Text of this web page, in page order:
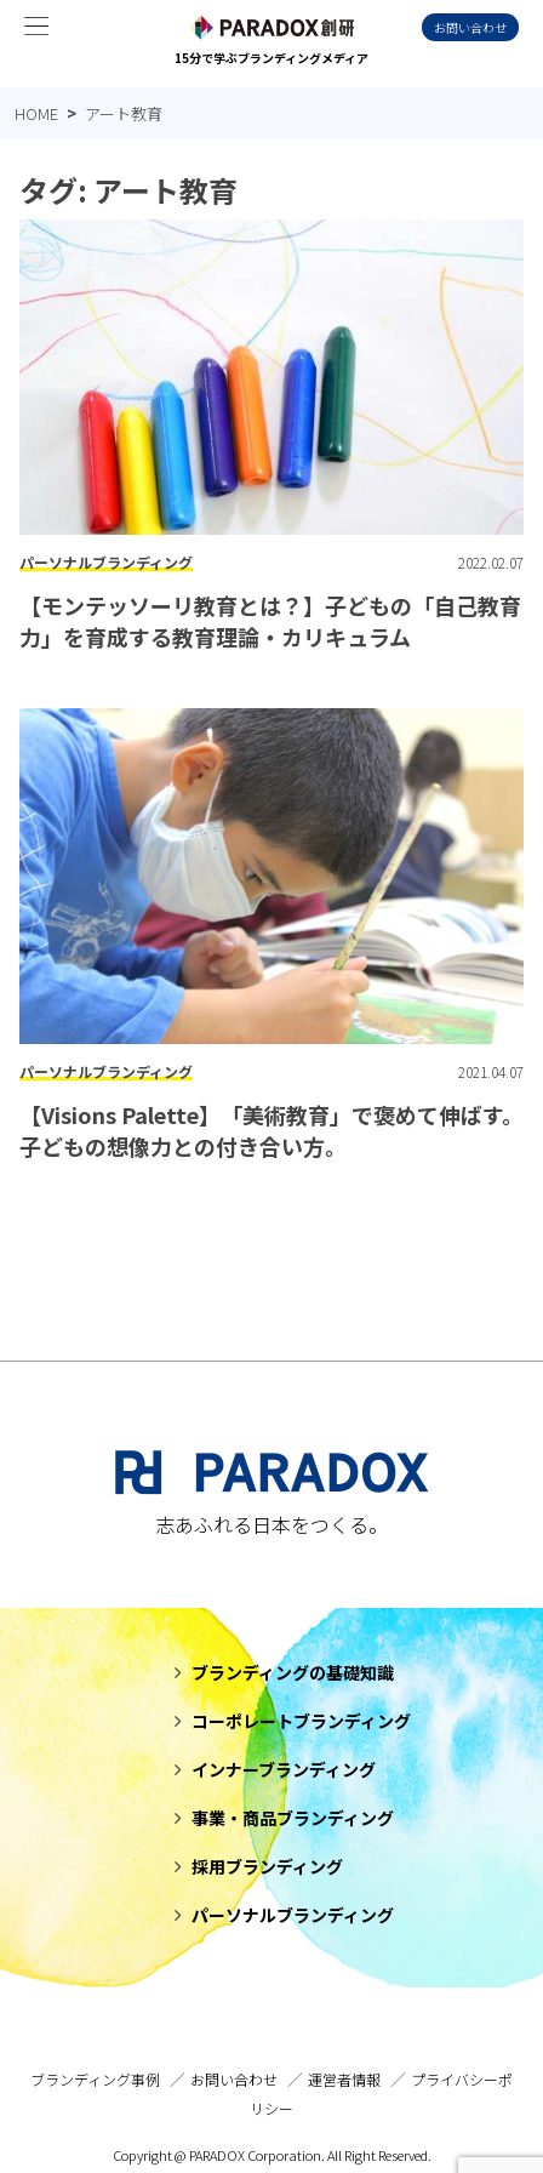
15分で学ぶブランディングメディア
お問い合わせ
HOME アート教育
タグ: アート教育
パーソナルブランディング 2022.02.07
【モンテッソーリ教育とは？】子どもの「自己教育
力」を育成する教育理論・カリキュラム
パーソナルブランディング 2021.04.07
【Visions Palette】「美術教育」で褒めて伸ばす。
子どもの想像力との付き合い方。
志あふれる日本をつくる。
ブランディングの基礎知識
コーポレートブランディング
インナーブランディング
事業・商品ブランディング
採用ブランディング
パーソナルブランディング
ブランディング事例 お問い合わせ 運営者情報
プライバシーポ
リシー